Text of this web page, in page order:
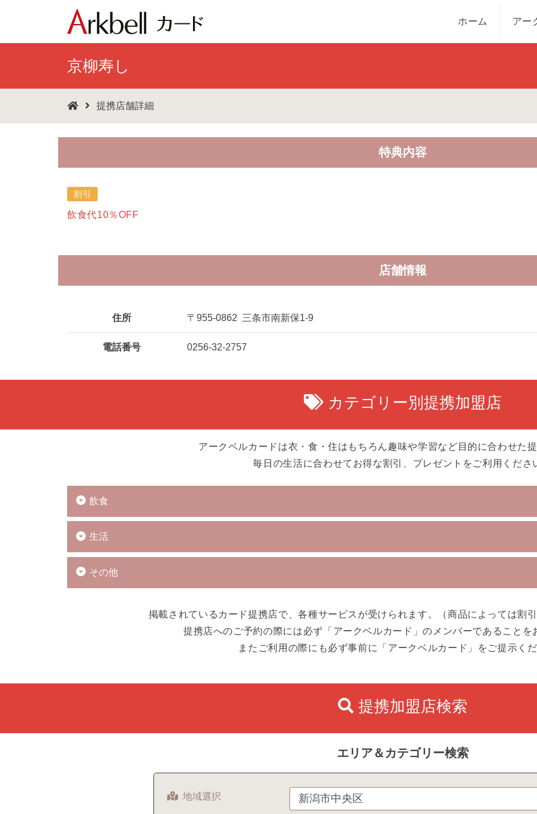
ホーム アー
京柳寿し
提携店舗詳細
特典内容
割引
飲食代10％OFF
店舗情報
住所 〒955-0862 三条市南新保1-9
電話番号 0256-32-2757
カテゴリー別提携加盟店
アークベルカードは衣・食・住はもちろん趣味や学習など目的に合わせた提
毎日の生活に合わせてお得な割引、プレゼントをご利用くださ
飲食
生活
その他
掲載されているカード提携店で、各種サービスが受けられます。（商品によっては割
提携店へのご予約の際には必ず「アークベルカード」のメンバーであることを
またご利用の際にも必ず事前に「アークベルカード」をご提示くだ
提携加盟店検索
エリア＆カテゴリー検索
地域選択